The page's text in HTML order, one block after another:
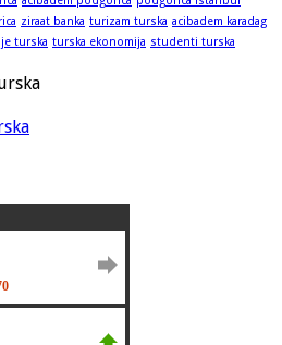
ziraat banka turizam turska acibadem karadag
turska turska ekonomija studenti turska